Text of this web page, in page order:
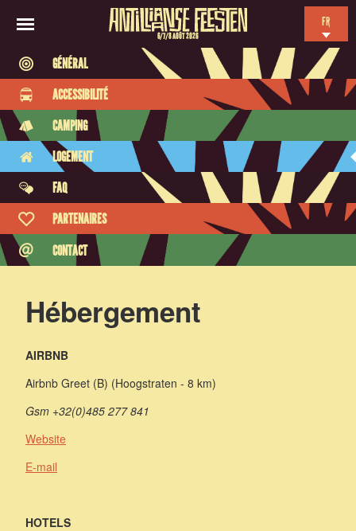
6/7/8 AOÛT 2026
FR
EN
NL
GÉNÉRAL
ACCESSIBILITÉ
CAMPING
LOGEMENT
FAQ
PARTENAIRES
CONTACT
Hébergement
AIRBNB
Airbnb Greet (B) (Hoogstraten - 8 km)
Gsm +32(0)485 277 841
Website
E-mail
HOTELS